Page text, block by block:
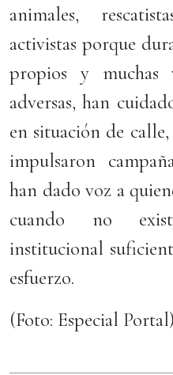
animales,
activistas porque
propios y muchas
adversas, han
en situación de
impulsaron
han dado voz a
cuando no
institucional
esfuerzo.
(Foto: Especial Portal)